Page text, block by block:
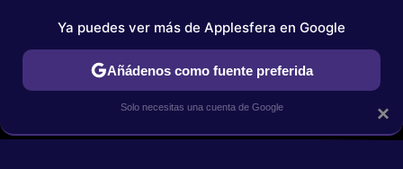
GUÍAS DE COMPRA COMPARATIVAS APPLE VS OTROS ×
Ya puedes ver más de Applesfera en Google
Añádenos como fuente preferida
Solo necesitas una cuenta de Google